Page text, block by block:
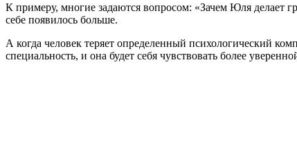
К примеру, многие задаются вопросом: «Зачем Юля делает
себе появилось больше.
А когда человек теряет определенный психологический
специальность, и она будет себя чувствовать более